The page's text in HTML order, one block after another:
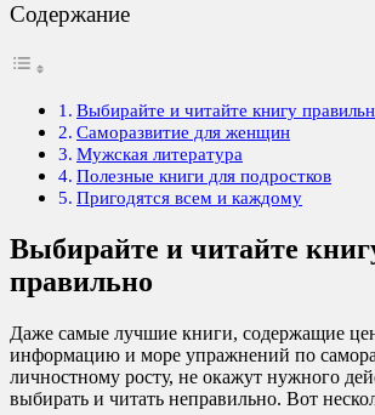
Содержание
Выбирайте и читайте книгу
Саморазвитие для женщин
Мужская литература
Полезные книги для подростков
Пригодятся всем и каждому
Выбирайте и читайте
правильно
Даже самые лучшие книги, содержащие
информацию и море упражнений по
личностному росту, не окажут нужного
выбирать и читать неправильно. Вот